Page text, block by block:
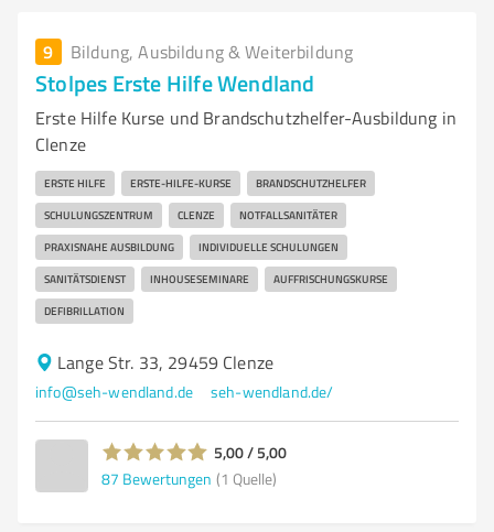
9 Bildung, Ausbildung & Weiterbildung
Stolpes Erste Hilfe Wendland
Erste Hilfe Kurse und Brandschutzhelfer-Ausbildung in
Clenze
ERSTE HILFE ERSTE-HILFE-KURSE BRANDSCHUTZHELFER
SCHULUNGSZENTRUM CLENZE NOTFALLSANITÄTER
PRAXISNAHE AUSBILDUNG INDIVIDUELLE SCHULUNGEN
SANITÄTSDIENST INHOUSESEMINARE AUFFRISCHUNGSKURSE
DEFIBRILLATION
Lange Str. 33, 29459 Clenze
info@seh-wendland.de seh-wendland.de/
5,00 / 5,00
87 Bewertungen (1 Quelle)